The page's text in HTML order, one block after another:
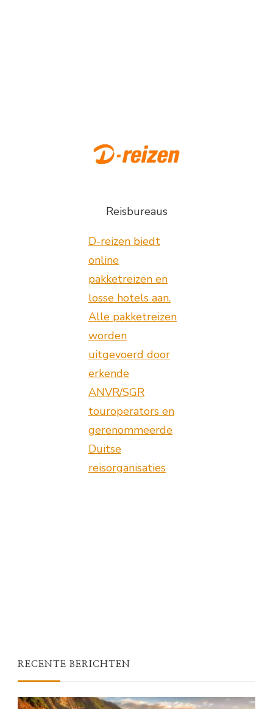
Reisbureaus
D-reizen biedt
online
pakketreizen en
losse hotels aan.
Alle pakketreizen
worden
uitgevoerd door
erkende
ANVR/SGR
touroperators en
gerenommeerde
Duitse
reisorganisaties
RECENTE BERICHTEN